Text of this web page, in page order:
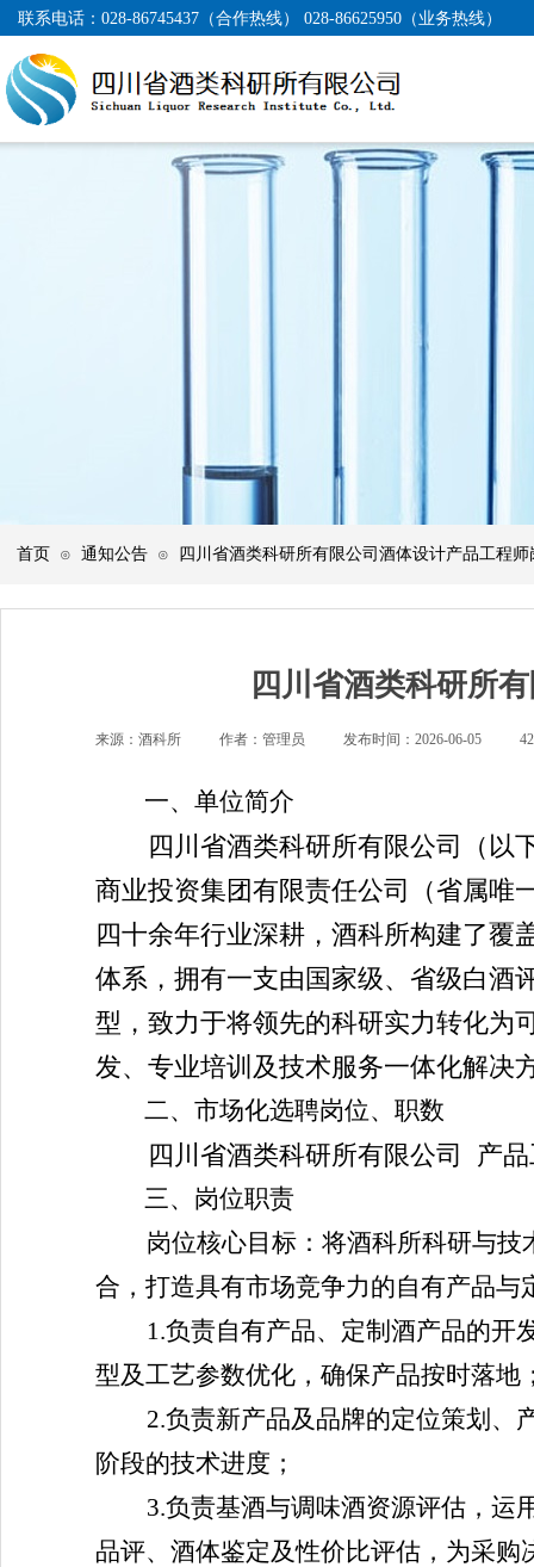
联系电话： 028-86745437（合作热线） 028-86625950（业务热线）
首页 ⊙ 通知公告 ⊙ 四川省酒类科研所有限公司酒体设计产品工程
四川省酒类科研所
来源： 酒科所 作者： 管理员 发布时间： 2026-06-05
一、单位简介
四川省酒类科研所有限公司（以
商业投资集团有限责任公司
（省属
四十余年行业深耕，酒科所构建了覆
体系，拥有一支由国家级、省级白酒
型，致力于将领先的科研实力转化
发、专业培训及技术服务一体化解决
二、市场化选聘岗位、职数
四川省酒类科研所有限公司 产
三、岗位职责
岗位核心目标：将酒科所科研与
合，打造具有市场竞争力的自有产品
1.负责自有产品、定制酒产品的开
型及工艺参数优化，确保产品按时落地
2.负责新产品及品牌的定位策划、
阶段的技术进度；
3.负责基酒与调味酒资源评估，运
品评、酒体鉴定及性价比评估，为采购